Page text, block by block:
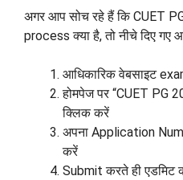
अगर आप सोच रहे हैं कि CUET
process क्या है, तो नीचे दिए गए
आधिकारिक वेबसाइट
होमपेज पर “CUET PG
क्लिक करें
अपना Application
करें
Submit करते ही एडमिट